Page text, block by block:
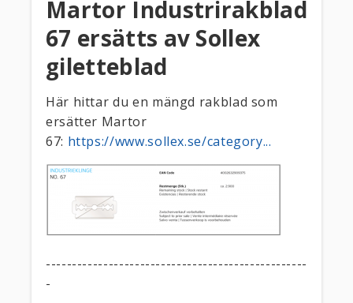
Martor Industrirakblad
67 ersätts av Sollex
giletteblad
Här hittar du en mängd rakblad som
ersätter Martor
67: https://www.sollex.se/category...
--------------------------------------------------
-